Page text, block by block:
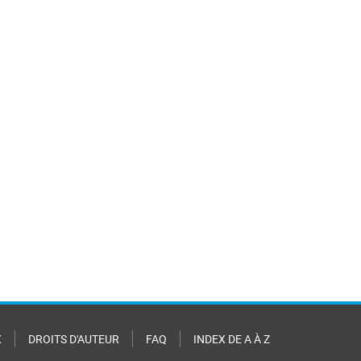
DROITS D'AUTEUR FAQ INDEX DE A À Z